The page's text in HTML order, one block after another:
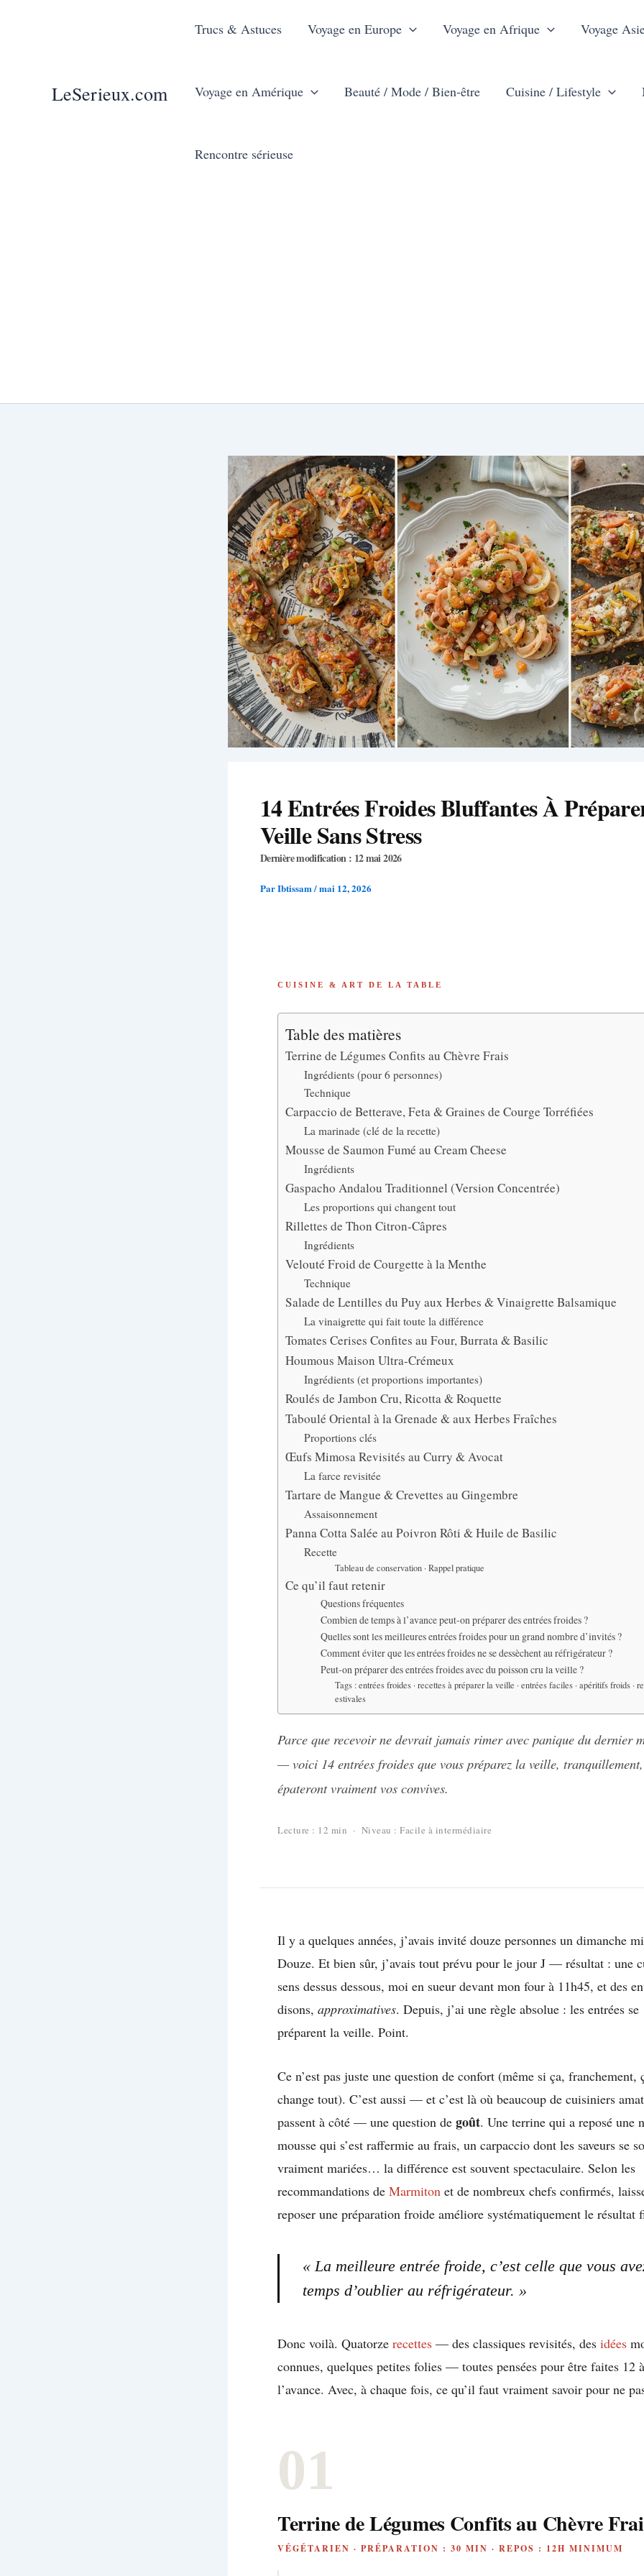
LeSerieux.com
Trucs & Astuces Voyage en Europe Voyage en Afrique Voyage
Voyage en Amérique Beauté / Mode / Bien-être Cuisine / Lifestyle
Rencontre sérieuse
14 Entrées Froides Bluffantes À
Veille Sans Stress
Dernière modification : 12 mai 2026
ParIbtissam/mai 12, 2026
CUISINE & ART DE LA TABLE
Table des matières
Terrine de Légumes Confits au Chèvre Frais
Ingrédients (pour 6 personnes)
Technique
Carpaccio de Betterave, Feta & Graines de Courge Torréfiées
La marinade (clé de la recette)
Mousse de Saumon Fumé au Cream Cheese
Ingrédients
Gaspacho Andalou Traditionnel (Version Concentrée)
Les proportions qui changent tout
Rillettes de Thon Citron-Câpres
Ingrédients
Velouté Froid de Courgette à la Menthe
Technique
Salade de Lentilles du Puy aux Herbes & Vinaigrette Balsamique
La vinaigrette qui fait toute la différence
Tomates Cerises Confites au Four, Burrata & Basilic
Houmous Maison Ultra-Crémeux
Ingrédients (et proportions importantes)
Roulés de Jambon Cru, Ricotta & Roquette
Taboulé Oriental à la Grenade & aux Herbes Fraîches
Proportions clés
Œufs Mimosa Revisités au Curry & Avocat
La farce revisitée
Tartare de Mangue & Crevettes au Gingembre
Assaisonnement
Panna Cotta Salée au Poivron Rôti & Huile de Basilic
Recette
Tableau de conservation · Rappel pratique
Ce qu’il faut retenir
Questions fréquentes
Combien de temps à l’avance peut-on préparer des entrées froides ?
Quelles sont les meilleures entrées froides pour un grand nombre d’invités ?
Comment éviter que les entrées froides ne se dessèchent au réfrigérateur ?
Peut-on préparer des entrées froides avec du poisson cru la veille ?
Tags : entrées froides · recettes à préparer la veille · entrées faciles · apéritifs froids ·
estivales
Parce que recevoir ne devrait jamais rimer avec panique du dernier
— voici 14 entrées froides que vous préparez la veille,
épateront vraiment vos convives.
Lecture : 12 min · Niveau : Facile à intermédiaire
Il y a quelques années, j’avais invité douze personnes un dimanche
Douze. Et bien sûr, j’avais tout prévu pour le jour J — résultat : une
sens dessus dessous, moi en sueur devant mon four à 11h45, et des
disons, approximatives. Depuis, j’ai une règle absolue : les entrées se
préparent la veille. Point.
Ce n’est pas juste une question de confort (même si ça, franchement,
change tout). C’est aussi — et c’est là où beaucoup de cuisiniers
passent à côté — une question de goût. Une terrine qui a reposé une
mousse qui s’est raffermie au frais, un carpaccio dont les saveurs se
vraiment mariées… la différence est souvent spectaculaire. Selon les
recommandations de Marmiton et de nombreux chefs confirmés,
reposer une préparation froide améliore systématiquement le résultat
« La meilleure entrée froide, c’est celle que vous
temps d’oublier au réfrigérateur. »
Donc voilà. Quatorze recettes — des classiques revisités, des idées
connues, quelques petites folies — toutes pensées pour être faites 12
l’avance. Avec, à chaque fois, ce qu’il faut vraiment savoir pour ne
01
Terrine de Légumes Confits au Chèvre
VÉGÉTARIEN · PRÉPARATION : 30 MIN · REPOS : 12H MINIMUM